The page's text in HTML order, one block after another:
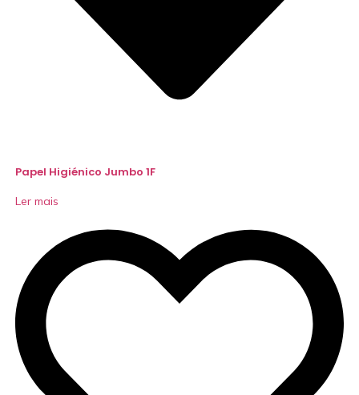
Papel Higiénico Jumbo 1F
Ler mais